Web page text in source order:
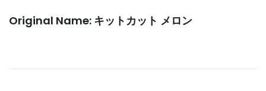
Original Name: キットカット メロン